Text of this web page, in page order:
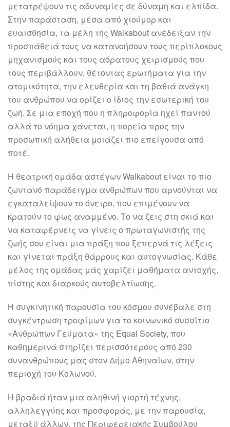
μετατρέψουν τις αδυναμίες σε δύναμη και ελπίδα.
Στην παράσταση, μέσα από χιούμορ και
ευαισθησία, τα μέλη της Walkabout ανέδειξαν την
προσπάθειά τους να κατανοήσουν τους περίπλοκους
μηχανισμούς και τους αόρατους χειρισμούς που
τους περιβάλλουν, θέτοντας ερωτήματα για την
ατομικότητα, την ελευθερία και τη βαθιά ανάγκη
του ανθρώπου να ορίζει ο ίδιος την εσωτερική του
ζωή. Σε μια εποχή που η πληροφορία ηχεί παντού
αλλά το νόημα χάνεται, η πορεία προς την
προσωπική αλήθεια μοιάζει πιο επείγουσα από
ποτέ.
Η θεατρική ομάδα αστέγων Walkabout είναι το πιο
ζωντανό παράδειγμα ανθρώπων που αρνούνται να
εγκαταλείψουν το όνειρο, που επιμένουν να
κρατούν το φως αναμμένο. Το να ζεις στη σκιά και
να καταφέρνεις να γίνεις ο πρωταγωνιστής της
ζωής σου είναι μια πράξη που ξεπερνά τις λέξεις
και γίνεται πράξη θάρρους και αυτογνωσίας. Κάθε
μέλος της ομάδας μάς χαρίζει μαθήματα αντοχής,
πίστης και διαρκούς αυτοβελτίωσης.
Η συγκινητική παρουσία του κόσμου συνέβαλε στη
συγκέντρωση τροφίμων για το κοινωνικό συσσίτιο
«Ανθρώπων Γεύματα» της Equal Society, που
καθημερινά στηρίζει περισσότερους από 230
συνανθρώπους μας στον Δήμο Αθηναίων, στην
περιοχή του Κολωνού.
Η βραδιά ήταν μια αληθινή γιορτή τέχνης,
αλληλεγγύης και προσφοράς, με την παρουσία,
μεταξύ άλλων, της Περιφερειακής Συμβούλου